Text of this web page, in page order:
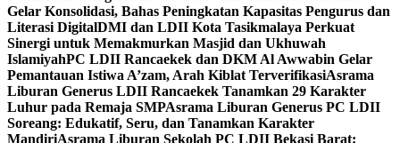
Gelar Konsolidasi, Bahas Peningkatan Kapasitas Pengurus dan
Literasi DigitalDMI dan LDII Kota Tasikmalaya Perkuat
Sinergi untuk Memakmurkan Masjid dan Ukhuwah
IslamiyahPC LDII Rancaekek dan DKM Al Awwabin Gelar
Pemantauan Istiwa A’zam, Arah Kiblat TerverifikasiAsrama
Liburan Generus LDII Rancaekek Tanamkan 29 Karakter
Luhur pada Remaja SMPAsrama Liburan Generus PC LDII
Soreang: Edukatif, Seru, dan Tanamkan Karakter
MandiriAsrama Liburan Sekolah PC LDII Bekasi Barat: